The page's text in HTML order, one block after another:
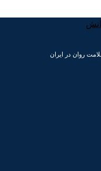
روان در ایران